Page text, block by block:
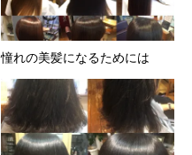
憧れの美髪になるためには